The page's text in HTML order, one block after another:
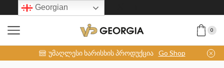
0
უმაღლესი ხარისხის პროდუქცია Go Shop
Georgian